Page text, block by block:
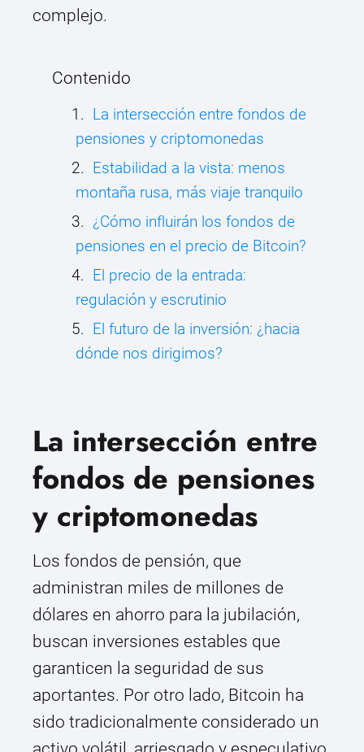
complejo.
Contenido
La intersección entre fondos de
pensiones y criptomonedas
Estabilidad a la vista: menos
montaña rusa, más viaje tranquilo
¿Cómo influirán los fondos de
pensiones en el precio de Bitcoin?
El precio de la entrada:
regulación y escrutinio
El futuro de la inversión: ¿hacia
dónde nos dirigimos?
La intersección entre
fondos de pensiones
y criptomonedas
Los fondos de pensión, que
administran miles de millones de
dólares en ahorro para la jubilación,
buscan inversiones estables que
garanticen la seguridad de sus
aportantes. Por otro lado, Bitcoin ha
sido tradicionalmente considerado un